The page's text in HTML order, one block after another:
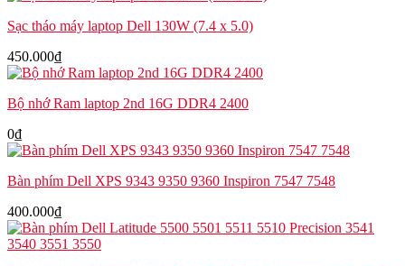
Sạc tháo máy laptop Dell 130W (7.4 x 5.0)
450.000₫
Bộ nhớ Ram laptop 2nd 16G DDR4 2400
0₫
Bàn phím Dell XPS 9343 9350 9360 Inspiron 7547 7548
400.000₫